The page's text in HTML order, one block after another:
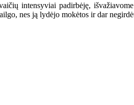
intensyviai padirbėję,
nes ją lydėjo mokėtos ir dar